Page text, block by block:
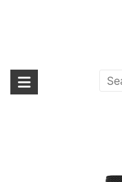
海外輸入ブ
海外事業部が取り揃えて
ランド」をはじめ「ユニー
iPhone 8